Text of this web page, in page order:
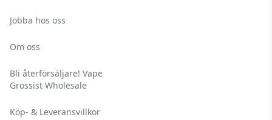
Jobba hos oss
Om oss
Bli återförsäljare! Vape
Grossist Wholesale
Köp- & Leveransvillkor